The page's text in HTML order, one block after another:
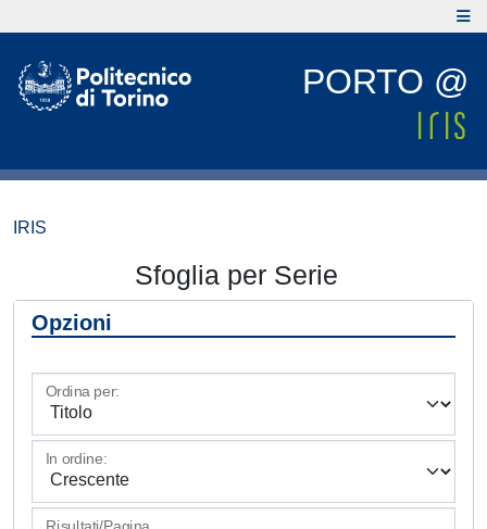
PORTO @
IRIS
Sfoglia per Serie
Opzioni
Ordina per:
In ordine: